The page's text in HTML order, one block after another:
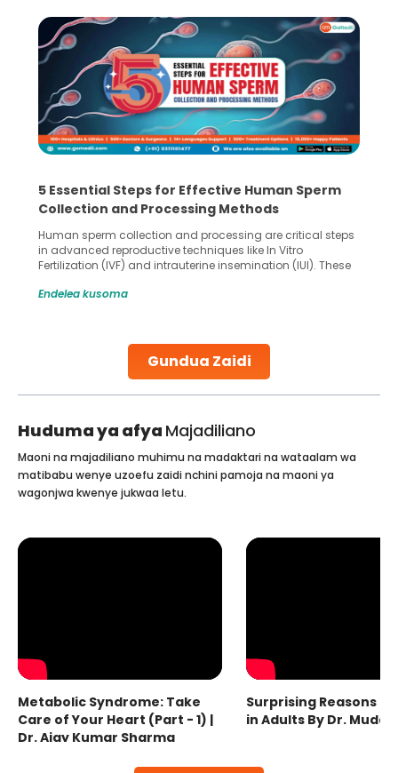
Gundua Zaidi
5 Essential Steps for Effective Human Sperm
Collection and Processing Methods
Human sperm collection and processing are critical steps
in advanced reproductive techniques like In Vitro
Fertilization (IVF) and intrauterine insemination (IUI). These
challenges and help couples achieve their dream of
collected, they process the
Endelea kusoma
Huduma ya afya Majadiliano
Maoni na majadiliano muhimu na madaktari na wataalam wa
matibabu wenye uzoefu zaidi nchini pamoja na maoni ya
wagonjwa kwenye jukwaa letu.
Metabolic Syndrome: Take
Care of Your Heart (Part - 1) |
Dr. Ajay Kumar Sharma
Surprising Reasons
in Adults By Dr.